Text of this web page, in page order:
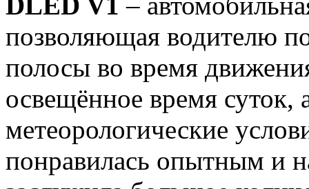
позволяющая водителю
полосы во время
освещённое время суток,
метеорологические
понравилась опытным и